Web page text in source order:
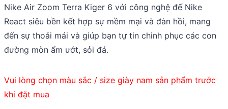
Nike Air Zoom Terra Kiger 6 với công nghệ đế Nike
React siêu bền kết hợp sự mềm mại và đàn hồi, mang
đến sự thoải mái và giúp bạn tự tin chinh phục các con
đường mòn ẩm ướt, sỏi đá.
Vui lòng chọn màu sắc / size giày nam sản phẩm trước
khi đặt mua